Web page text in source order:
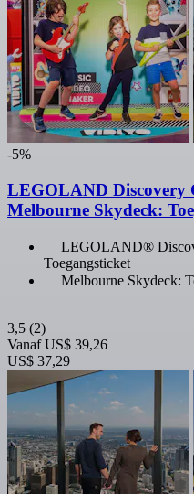
-5%
LEGOLAND Discovery
Melbourne Skydeck:
LEGOLAND®
Toegangsticket
Melbourne Skydeck:
3,5 (2)
Vanaf US$ 39,26
US$ 37,29